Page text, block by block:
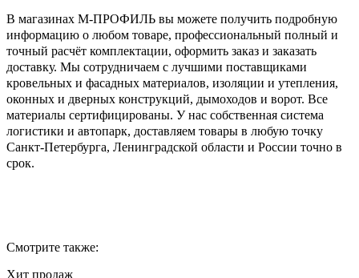
В магазинах М-ПРОФИЛЬ вы можете получить подробную
информацию о любом товаре, профессиональный полный и
точный расчёт комплектации, оформить заказ и заказать
доставку. Мы сотрудничаем с лучшими поставщиками
кровельных и фасадных материалов, изоляции и утепления,
оконных и дверных конструкций, дымоходов и ворот. Все
материалы сертифицированы. У нас собственная система
логистики и автопарк, доставляем товары в любую точку
Санкт-Петербурга, Ленинградской области и России точно в
срок.
Смотрите также:
Хит продаж